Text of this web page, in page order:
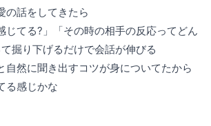
の話をしてきたら
じてる?」「その時の相手の反応ってどん
掘り下げるだけで会話が伸びる
自然に聞き出すコツが身についてたから
る感じかな